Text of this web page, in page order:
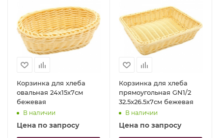
Корзинка для хлеба
овальная 24x15x7см
бежевая
В наличии
Цена по запросу
Корзинка для хлеба
прямоугольная GN1/2
32.5x26.5x7см бежевая
В наличии
Цена по запросу